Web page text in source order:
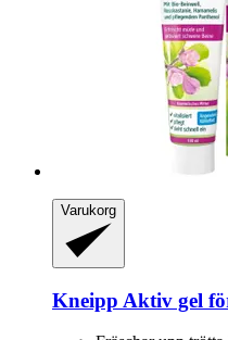
Varukorg
Kneipp Aktiv gel